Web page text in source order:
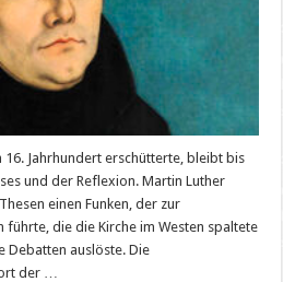
Jahrhundert erschütterte, bleibt bis
und der Reflexion. Martin Luther
einen Funken, der zur
die die Kirche im Westen spaltete
Debatten auslöste. Die
der …